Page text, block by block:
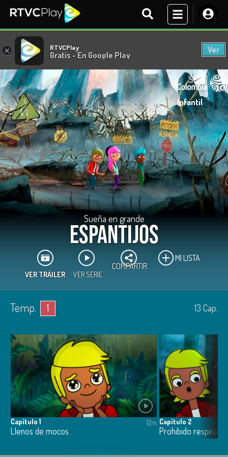
× RTVCPlay
Gratis - En Google Play
Ver
Infantil
Sueña en grande
Espantijos
VER TRÁILER VER SERIE
COMPARTIR
MI LISTA
Temp. 1 13 Cap.
Capítulo 1
Llenos de mocos
12m Capítulo 2
Prohibido respirar